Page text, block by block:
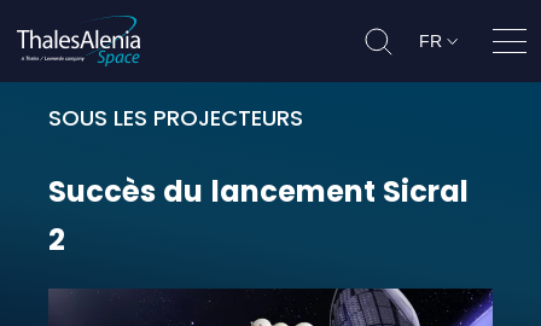
FR
SOUS LES PROJECTEURS
Succès du lancement Sicral 2
Succès du lancement Sicral
2